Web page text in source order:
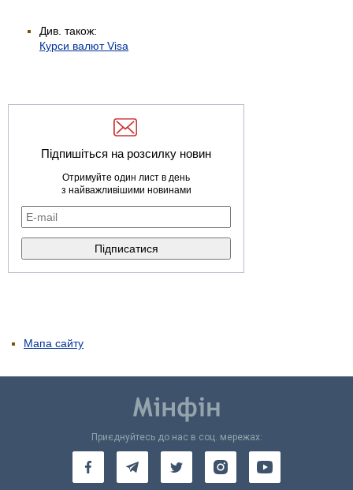
Див. також:
Курси валют Visa
Підпишіться на розсилку новин
Отримуйте один лист в день
з найважливішими новинами
Мапа сайту
Приєднуйтесь до нас в соц. мережах: